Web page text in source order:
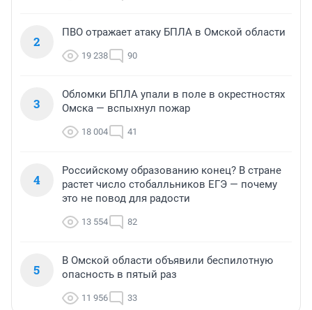
2
ПВО отражает атаку БПЛА в Омской области
19 238 90
3
Обломки БПЛА упали в поле в окрестностях
Омска — вспыхнул пожар
18 004 41
4
Российскому образованию конец? В стране
растет число стобалльников ЕГЭ — почему
это не повод для радости
13 554 82
5
В Омской области объявили беспилотную
опасность в пятый раз
11 956 33